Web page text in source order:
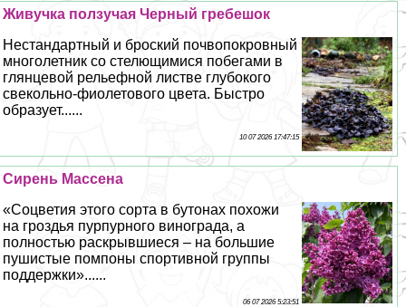
Живучка ползучая Черный гребешок
Нестандартный и броский почвопокровный
многолетник со стелющимися побегами в
глянцевой рельефной листве глубокого
свекольно-фиолетового цвета. Быстро
образует......
10 07 2026 17:47:15
Сирень Массена
«Соцветия этого сорта в бутонах похожи
на гроздья пурпурного винограда, а
полностью раскрывшиеся – на большие
пушистые помпоны спортивной группы
поддержки»......
06 07 2026 5:23:51